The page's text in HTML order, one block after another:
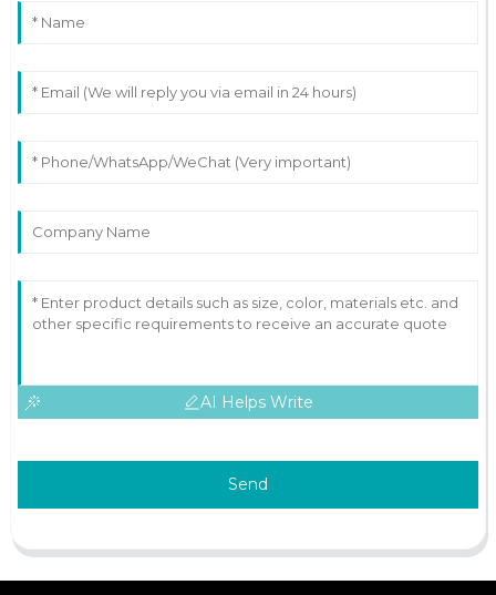
AI Helps Write
Send